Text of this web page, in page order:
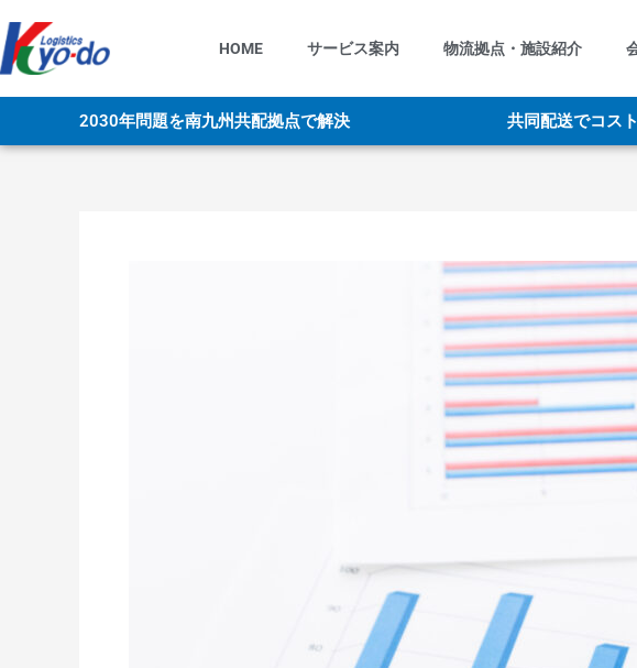
容
を
ッ
HOME サービス案内 物流拠点・施設紹介
2030年問題を南九州共配拠点で解決 共同配送でコス